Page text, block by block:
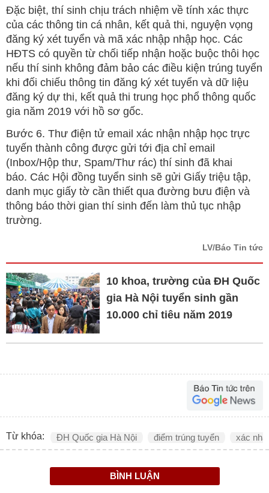
Đặc biệt, thí sinh chịu trách nhiệm về tính xác thực
của các thông tin cá nhân, kết quả thi, nguyện vọng
đăng ký xét tuyển và mã xác nhập nhập học. Các
HĐTS có quyền từ chối tiếp nhận hoặc buộc thôi học
nếu thí sinh không đảm bảo các điều kiện trúng tuyển
khi đối chiếu thông tin đăng ký xét tuyển và dữ liệu
đăng ký dự thi, kết quả thi trung học phổ thông quốc
gia năm 2019 với hồ sơ gốc.
Bước 6. Thư điện tử email xác nhận nhập học trực
tuyến thành công được gửi tới địa chỉ email
(Inbox/Hộp thư, Spam/Thư rác) thí sinh đã khai
báo. Các Hội đồng tuyển sinh sẽ gửi Giấy triệu tập,
danh mục giấy tờ cần thiết qua đường bưu điện và
thông báo thời gian thí sinh đến làm thủ tục nhập
trường.
LV/Báo Tin tức
10 khoa, trường của ĐH Quốc
gia Hà Nội tuyển sinh gần
10.000 chỉ tiêu năm 2019
Từ khóa: ĐH Quốc gia Hà Nội điểm trúng tuyển xác
BÌNH LUẬN